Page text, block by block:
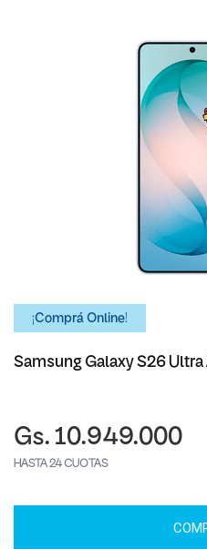
¡Comprá Online!
Samsung Galaxy S26
Gs. 10.949.000
HASTA 24 CUOTAS